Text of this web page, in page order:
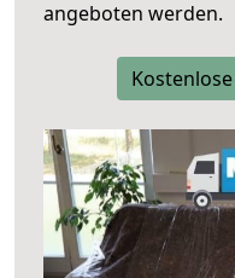
angeboten werden.